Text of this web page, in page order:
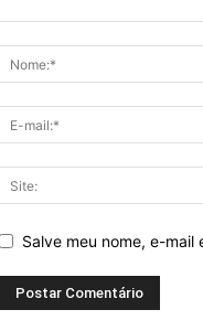
Salve meu nome, e-